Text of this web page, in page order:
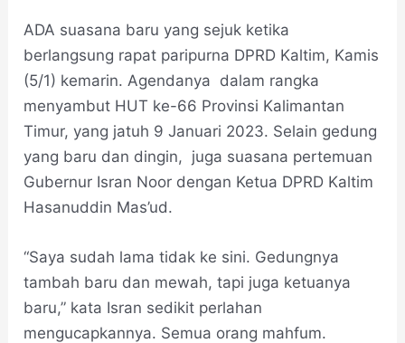
ADA suasana baru yang sejuk ketika
berlangsung rapat paripurna DPRD Kaltim, Kamis
(5/1) kemarin. Agendanya dalam rangka
menyambut HUT ke-66 Provinsi Kalimantan
Timur, yang jatuh 9 Januari 2023. Selain gedung
yang baru dan dingin, juga suasana pertemuan
Gubernur Isran Noor dengan Ketua DPRD Kaltim
Hasanuddin Mas’ud.
“Saya sudah lama tidak ke sini. Gedungnya
tambah baru dan mewah, tapi juga ketuanya
baru,” kata Isran sedikit perlahan
mengucapkannya. Semua orang mahfum.